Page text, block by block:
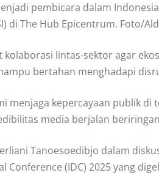
pembicara dalam
di The Hub Epicentrum. Foto/
lintas-sektor agar
bertahan menghadapi
menjaga kepercayaan publik di
media berjalan
Tanoesoedibjo dalam
(IDC) 2025 yang